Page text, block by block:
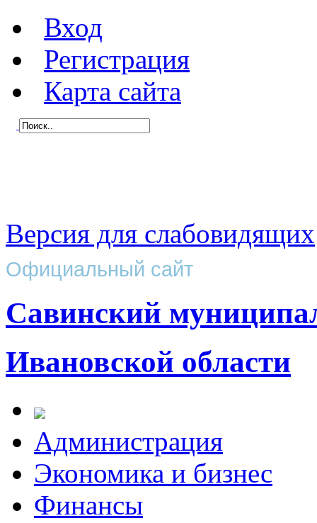
Вход
Регистрация
Карта сайта
Версия для слабовидящих
Официальный сайт
Савинский
Ивановской области
Администрация
Экономика и бизнес
Финансы